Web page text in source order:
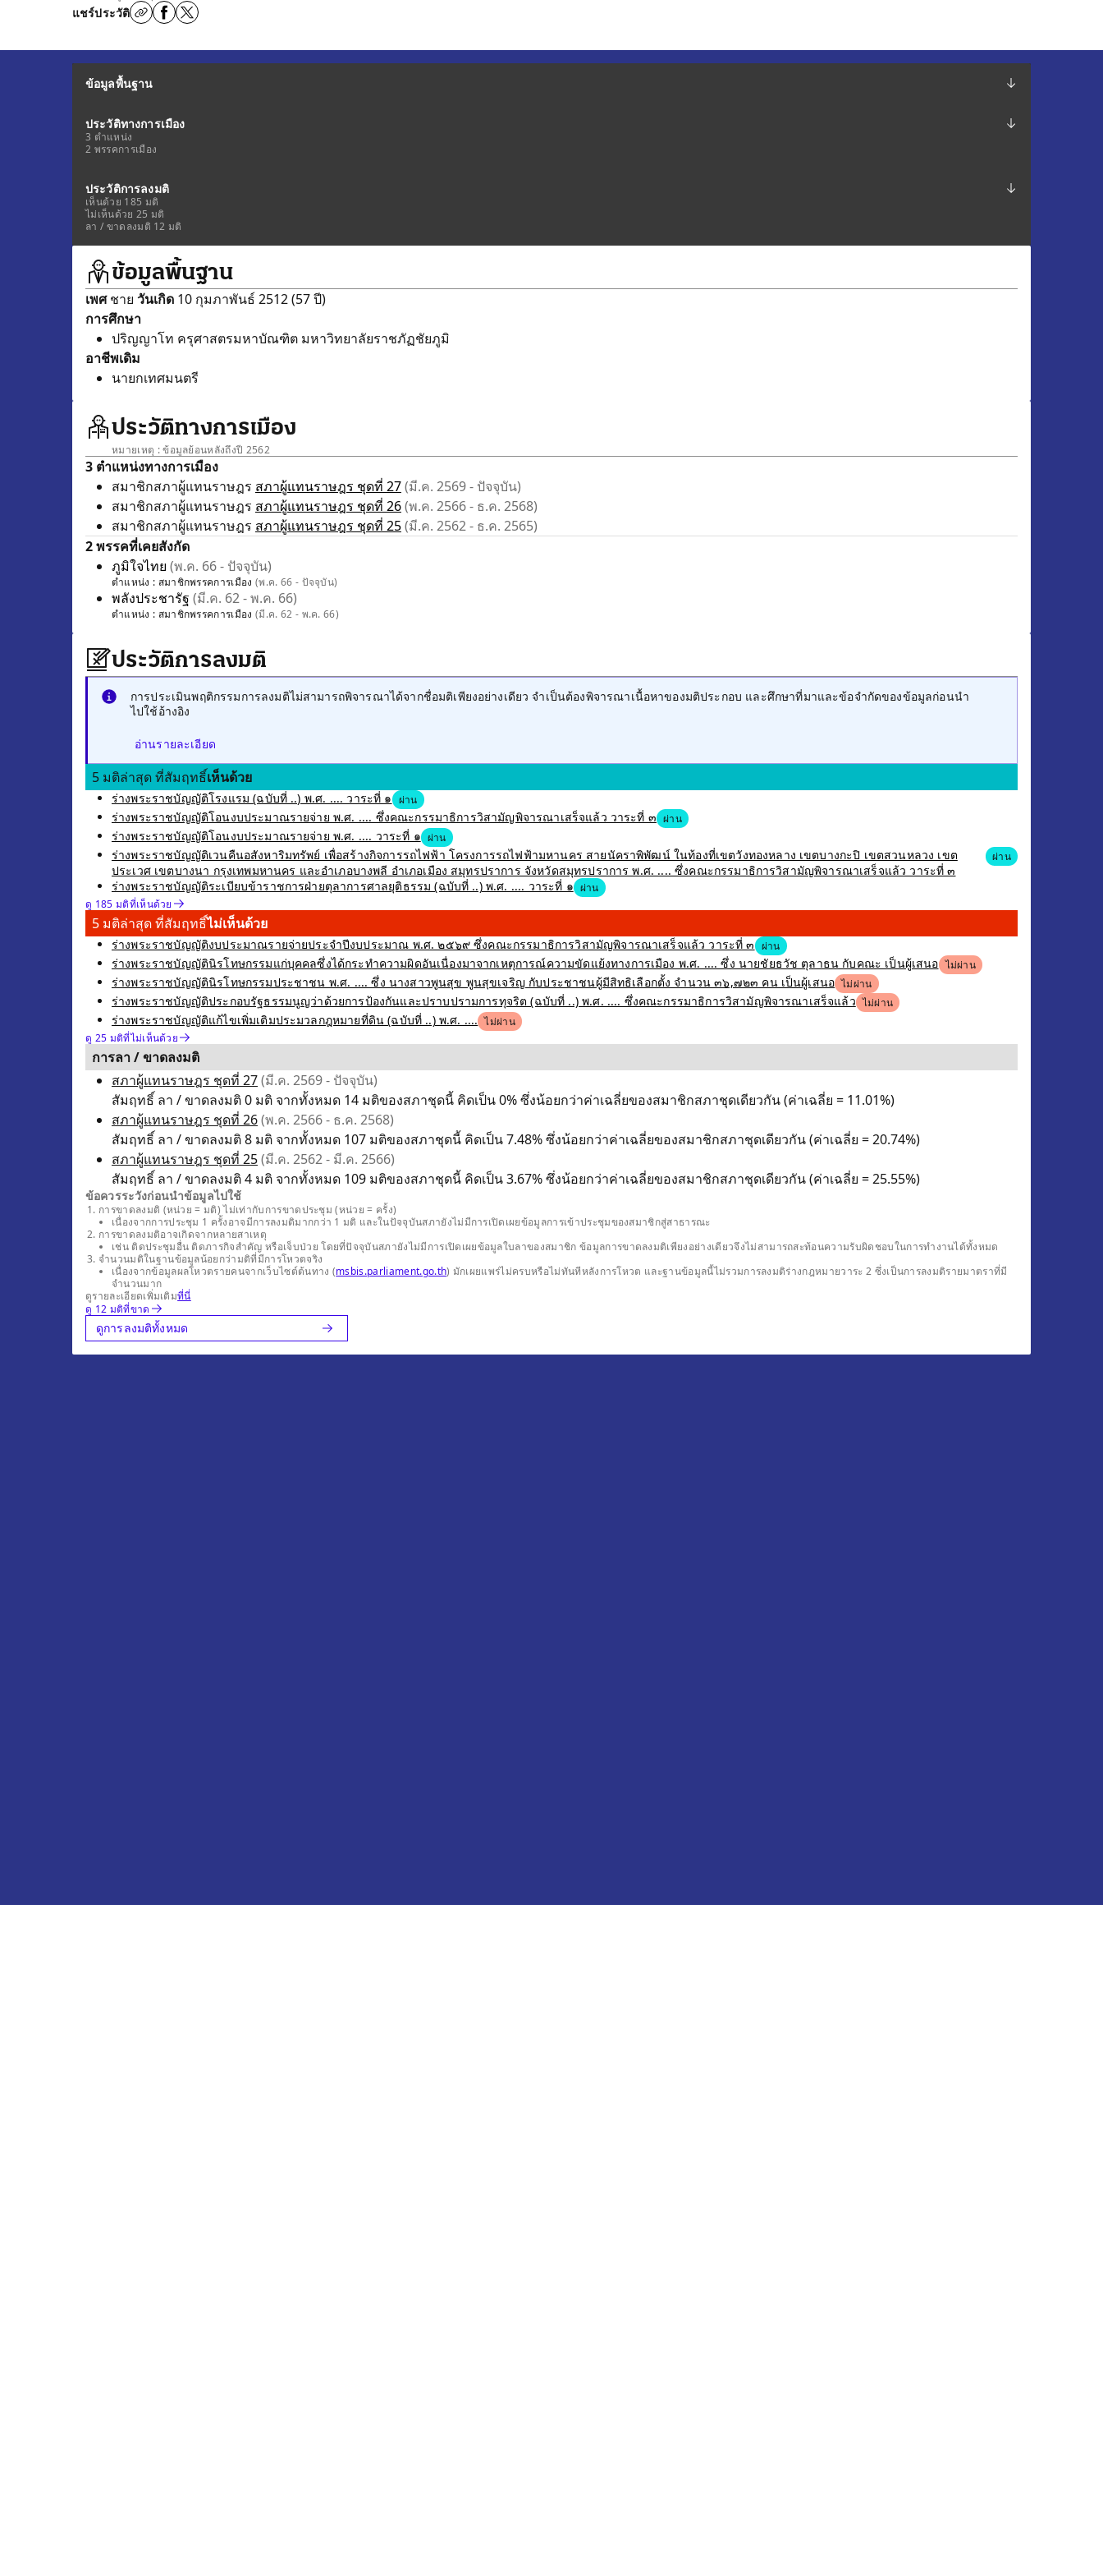
แชร์ประวัติ
ข้อมูลพื้นฐาน
ประวัติทางการเมือง
3 ตำแหน่ง
2 พรรคการเมือง
ประวัติการลงมติ
เห็นด้วย 185 มติ
ไม่เห็นด้วย 25 มติ
ลา / ขาดลงมติ 12 มติ
ข้อมูลพื้นฐาน
เพศชาย วันเกิด 10 กุมภาพันธ์ 2512 (57 ปี)
การศึกษา
ปริญญาโท ครุศาสตรมหาบัณฑิต มหาวิทยาลัยราชภัฏชัยภูมิ
อาชีพเดิม
นายกเทศมนตรี
ประวัติทางการเมือง
หมายเหตุ : ข้อมูลย้อนหลังถึงปี 2562
3 ตำแหน่งทางการเมือง
สมาชิกสภาผู้แทนราษฎร สภาผู้แทนราษฎร ชุดที่ 27(มี.ค. 2569 - ปัจจุบัน)
สมาชิกสภาผู้แทนราษฎร สภาผู้แทนราษฎร ชุดที่ 26(พ.ค. 2566 - ธ.ค. 2568)
สมาชิกสภาผู้แทนราษฎร สภาผู้แทนราษฎร ชุดที่ 25(มี.ค. 2562 - ธ.ค. 2565)
2 พรรคที่เคยสังกัด
ภูมิใจไทย (พ.ค. 66 - ปัจจุบัน)
ตำแหน่ง : สมาชิกพรรคการเมือง(พ.ค. 66 - ปัจจุบัน)
พลังประชารัฐ (มี.ค. 62 - พ.ค. 66)
ตำแหน่ง : สมาชิกพรรคการเมือง(มี.ค. 62 - พ.ค. 66)
ประวัติการลงมติ
การประเมินพฤติกรรมการลงมติไม่สามารถพิจารณาได้จากชื่อมติเพียงอย่างเดียว จำเป็นต้องพิจารณาเนื้อหาของมติประกอบ และศึกษาที่มาและข้อจำกัดของข้อมูลก่อนนำ
ไปใช้อ้างอิง
อ่านรายละเอียด
5 มติล่าสุด ที่สัมฤทธิ์เห็นด้วย
ร่างพระราชบัญญัติโรงแรม (ฉบับที่ ..) พ.ศ. .... วาระที่ ๑ ผ่าน
ร่างพระราชบัญญัติโอนงบประมาณรายจ่าย พ.ศ. .... ซึ่งคณะกรรมาธิการวิสามัญพิจารณาเสร็จแล้ว วาระที่ ๓ ผ่าน
ร่างพระราชบัญญัติโอนงบประมาณรายจ่าย พ.ศ. .... วาระที่ ๑ ผ่าน
ร่างพระราชบัญญัติเวนคืนอสังหาริมทรัพย์ เพื่อสร้างกิจการรถไฟฟ้า โครงการรถไฟฟ้ามหานคร สายนัคราพิพัฒน์ ในท้องที่เขตวังทองหลาง เขตบางกะปิ เขตสวนหลวง เขต
ประเวศ เขตบางนา กรุงเทพมหานคร และอำเภอบางพลี อำเภอเมือง สมุทรปราการ จังหวัดสมุทรปราการ พ.ศ. .... ซึ่งคณะกรรมาธิการวิสามัญพิจารณาเสร็จแล้ว วาระที่ ๓
ผ่าน
ร่างพระราชบัญญัติระเบียบข้าราชการฝ่ายตุลาการศาลยุติธรรม (ฉบับที่ ..) พ.ศ. .... วาระที่ ๑ ผ่าน
ดู 185 มติที่เห็นด้วย
5 มติล่าสุด ที่สัมฤทธิ์ไม่เห็นด้วย
ร่างพระราชบัญญัติงบประมาณรายจ่ายประจำปีงบประมาณ พ.ศ. ๒๕๖๙ ซึ่งคณะกรรมาธิการวิสามัญพิจารณาเสร็จแล้ว วาระที่ ๓ ผ่าน
ร่างพระราชบัญญัตินิรโทษกรรมแก่บุคคลซึ่งได้กระทำความผิดอันเนื่องมาจากเหตุการณ์ความขัดแย้งทางการเมือง พ.ศ. .... ซึ่ง นายชัยธวัช ตุลาธน กับคณะ เป็นผู้เสนอ ไม่ผ่าน
ร่างพระราชบัญญัตินิรโทษกรรมประชาชน พ.ศ. .... ซึ่ง นางสาวพูนสุข พูนสุขเจริญ กับประชาชนผู้มีสิทธิเลือกตั้ง จำนวน ๓๖,๗๒๓ คน เป็นผู้เสนอ ไม่ผ่าน
ร่างพระราชบัญญัติประกอบรัฐธรรมนูญว่าด้วยการป้องกันและปราบปรามการทุจริต (ฉบับที่ ..) พ.ศ. .... ซึ่งคณะกรรมาธิการวิสามัญพิจารณาเสร็จแล้ว ไม่ผ่าน
ร่างพระราชบัญญัติแก้ไขเพิ่มเติมประมวลกฎหมายที่ดิน (ฉบับที่ ..) พ.ศ. .... ไม่ผ่าน
ดู 25 มติที่ไม่เห็นด้วย
การลา / ขาดลงมติ
สภาผู้แทนราษฎร ชุดที่ 27(มี.ค. 2569 - ปัจจุบัน)
สัมฤทธิ์ ลา / ขาดลงมติ 0 มติ จากทั้งหมด 14 มติของสภาชุดนี้ คิดเป็น 0% ซึ่งน้อยกว่าค่าเฉลี่ยของสมาชิกสภาชุดเดียวกัน (ค่าเฉลี่ย = 11.01%)
สภาผู้แทนราษฎร ชุดที่ 26(พ.ค. 2566 - ธ.ค. 2568)
สัมฤทธิ์ ลา / ขาดลงมติ 8 มติ จากทั้งหมด 107 มติของสภาชุดนี้ คิดเป็น 7.48% ซึ่งน้อยกว่าค่าเฉลี่ยของสมาชิกสภาชุดเดียวกัน (ค่าเฉลี่ย = 20.74%)
สภาผู้แทนราษฎร ชุดที่ 25(มี.ค. 2562 - มี.ค. 2566)
สัมฤทธิ์ ลา / ขาดลงมติ 4 มติ จากทั้งหมด 109 มติของสภาชุดนี้ คิดเป็น 3.67% ซึ่งน้อยกว่าค่าเฉลี่ยของสมาชิกสภาชุดเดียวกัน (ค่าเฉลี่ย = 25.55%)
ข้อควรระวังก่อนนำข้อมูลไปใช้
การขาดลงมติ (หน่วย = มติ) ไม่เท่ากับการขาดประชุม (หน่วย = ครั้ง)
เนื่องจากการประชุม 1 ครั้งอาจมีการลงมติมากกว่า 1 มติ และในปัจจุบันสภายังไม่มีการเปิดเผยข้อมูลการเข้าประชุมของสมาชิกสู่สาธารณะ
การขาดลงมติอาจเกิดจากหลายสาเหตุ
เช่น ติดประชุมอื่น ติดภารกิจสำคัญ หรือเจ็บป่วย โดยที่ปัจจุบันสภายังไม่มีการเปิดเผยข้อมูลใบลาของสมาชิก ข้อมูลการขาดลงมติเพียงอย่างเดียวจึงไม่สามารถสะท้อนความรับผิดชอบในการทำงานได้ทั้งหมด
จำนวนมติในฐานข้อมูลน้อยกว่ามติที่มีการโหวตจริง
เนื่องจากข้อมูลผลโหวตรายคนจากเว็บไซต์ต้นทาง (msbis.parliament.go.th) มักเผยแพร่ไม่ครบหรือไม่ทันทีหลังการโหวต และฐานข้อมูลนี้ไม่รวมการลงมติร่างกฎหมายวาระ 2 ซึ่งเป็นการลงมติรายมาตราที่มี
จำนวนมาก
ดูรายละเอียดเพิ่มเติมที่นี่
ดู 12 มติที่ขาด
ดูการลงมติทั้งหมด